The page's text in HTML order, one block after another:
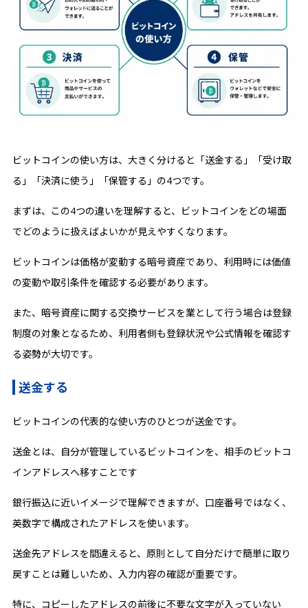
ビットコインの使い方は、大きく分けると「送金する」「受け取
る」「決済に使う」「保管する」の4つです。
まずは、この4つの違いを理解すると、ビットコインをどの場面
でどのように扱えばよいかが見えやすくなります。
ビットコインは価格が変動する暗号資産であり、利用時には価値
の変動や取引条件を確認する必要があります。
また、暗号資産に関する交換サービスを業として行う場合は登録
制度の対象となるため、利用者側も登録状況や公式情報を確認す
る姿勢が大切です。
送金する
ビットコインの代表的な使い方のひとつが送金です。
送金とは、自分が管理しているビットコインを、相手のビットコ
インアドレスへ移すことです
銀行振込に近いイメージで理解できますが、口座番号ではなく、
英数字で構成されたアドレスを使います。
送金先アドレスを間違えると、原則として自分だけで簡単に取り
戻すことは難しいため、入力内容の確認が重要です。
特に、コピーしたアドレスの前後に不要な文字が入っていない